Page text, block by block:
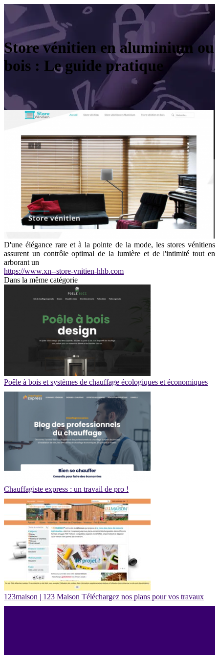
Store vénitien en aluminium ou
bois : Le guide pratique
D'une élégance rare et à la pointe de la mode, les stores vénitiens
assurent un contrôle optimal de la lumière et de l'intimité tout en
arborant un
https://www.xn--store-vnitien-hhb.com
Dans la même catégorie
Poêle à bois et systèmes de chauffage écologiques et économiques
Chauffagiste express : un travail de pro !
123maison | 123 Maison Téléchargez nos plans pour vos travaux